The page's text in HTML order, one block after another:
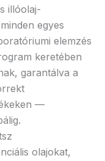
illóolaj-
egyes
elemzés
keretében
garantálva a
—
olajokat,